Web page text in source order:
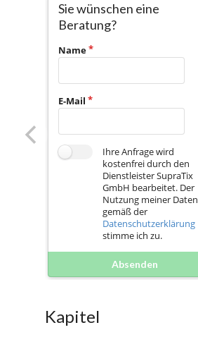
Sie wünschen eine
Beratung?
Name
E-Mail
Ihre Anfrage wird
kostenfrei durch den
Dienstleister SupraTix
GmbH bearbeitet. Der
Nutzung meiner Daten
gemäß der
Datenschutzerklärung
stimme ich zu.
Absenden
Kapitel